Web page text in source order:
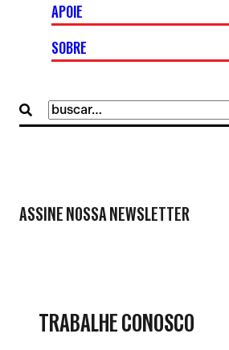
Buscar
por:
APOIE
SOBRE
ASSINE NOSSA NEWSLETTER
TRABALHE CONOSCO